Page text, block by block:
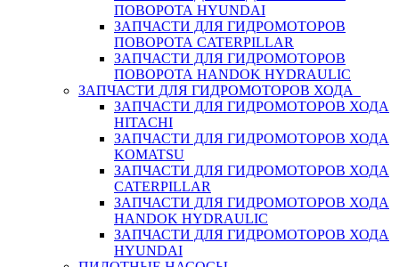
ПОВОРОТА HYUNDAI
ЗАПЧАСТИ ДЛЯ ГИДРОМОТОРОВ
ПОВОРОТА CATERPILLAR
ЗАПЧАСТИ ДЛЯ ГИДРОМОТОРОВ
ПОВОРОТА HANDOK HYDRAULIC
ЗАПЧАСТИ ДЛЯ ГИДРОМОТОРОВ ХОДА
ЗАПЧАСТИ ДЛЯ ГИДРОМОТОРОВ ХОДА
HITACHI
ЗАПЧАСТИ ДЛЯ ГИДРОМОТОРОВ ХОДА
KOMATSU
ЗАПЧАСТИ ДЛЯ ГИДРОМОТОРОВ ХОДА
CATERPILLAR
ЗАПЧАСТИ ДЛЯ ГИДРОМОТОРОВ ХОДА
HANDOK HYDRAULIC
ЗАПЧАСТИ ДЛЯ ГИДРОМОТОРОВ ХОДА
HYUNDAI